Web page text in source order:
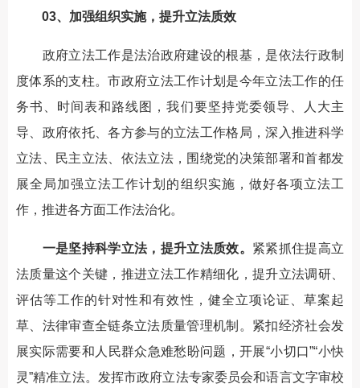
03、加强组织实施，提升立法质效
政府立法工作是法治政府建设的根基，是依法行政制
度体系的支柱。市政府立法工作计划是今年立法工作的任
务书、时间表和路线图，我们要坚持党委领导、人大主
导、政府依托、各方参与的立法工作格局，深入推进科学
立法、民主立法、依法立法，围绕党的决策部署和首都发
展全局加强立法工作计划的组织实施，做好各项立法工
作，推进各方面工作法治化。
一是坚持科学立法，提升立法质效。 紧紧抓住提高立
法质量这个关键，推进立法工作精细化，提升立法调研、
评估等工作的针对性和有效性，健全立项论证、草案起
草、法律审查全链条立法质量管理机制。紧扣经济社会发
展实际需要和人民群众急难愁盼问题，开展“小切口”“小快
灵”精准立法。发挥市政府立法专家委员会和语言文字审校